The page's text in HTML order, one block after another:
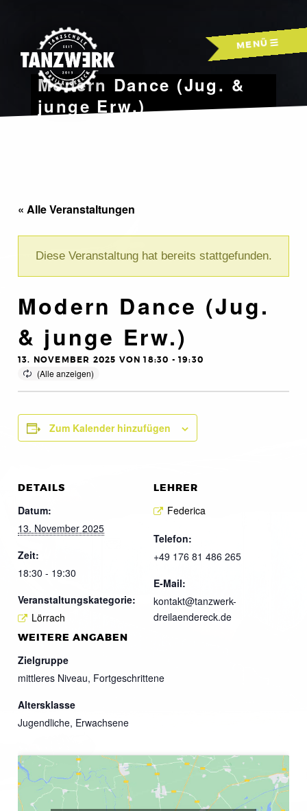
MENÜ
Modern Dance (Jug. &
junge Erw.)
« Alle Veranstaltungen
Diese Veranstaltung hat bereits stattgefunden.
Modern Dance (Jug.
& junge Erw.)
13. NOVEMBER 2025 VON 18:30 -19:30
Zum Kalender hinzufügen
DETAILS
Datum:
13. November 2025
Zeit:
18:30 - 19:30
Veranstaltungskategorie:
Lörrach
LEHRER
Federica
Telefon:
+49 176 81 486 265
E-Mail:
kontakt@tanzwerk-
dreilaendereck.de
WEITERE ANGABEN
Zielgruppe
mittleres Niveau, Fortgeschrittene
Altersklasse
Jugendliche, Erwachsene